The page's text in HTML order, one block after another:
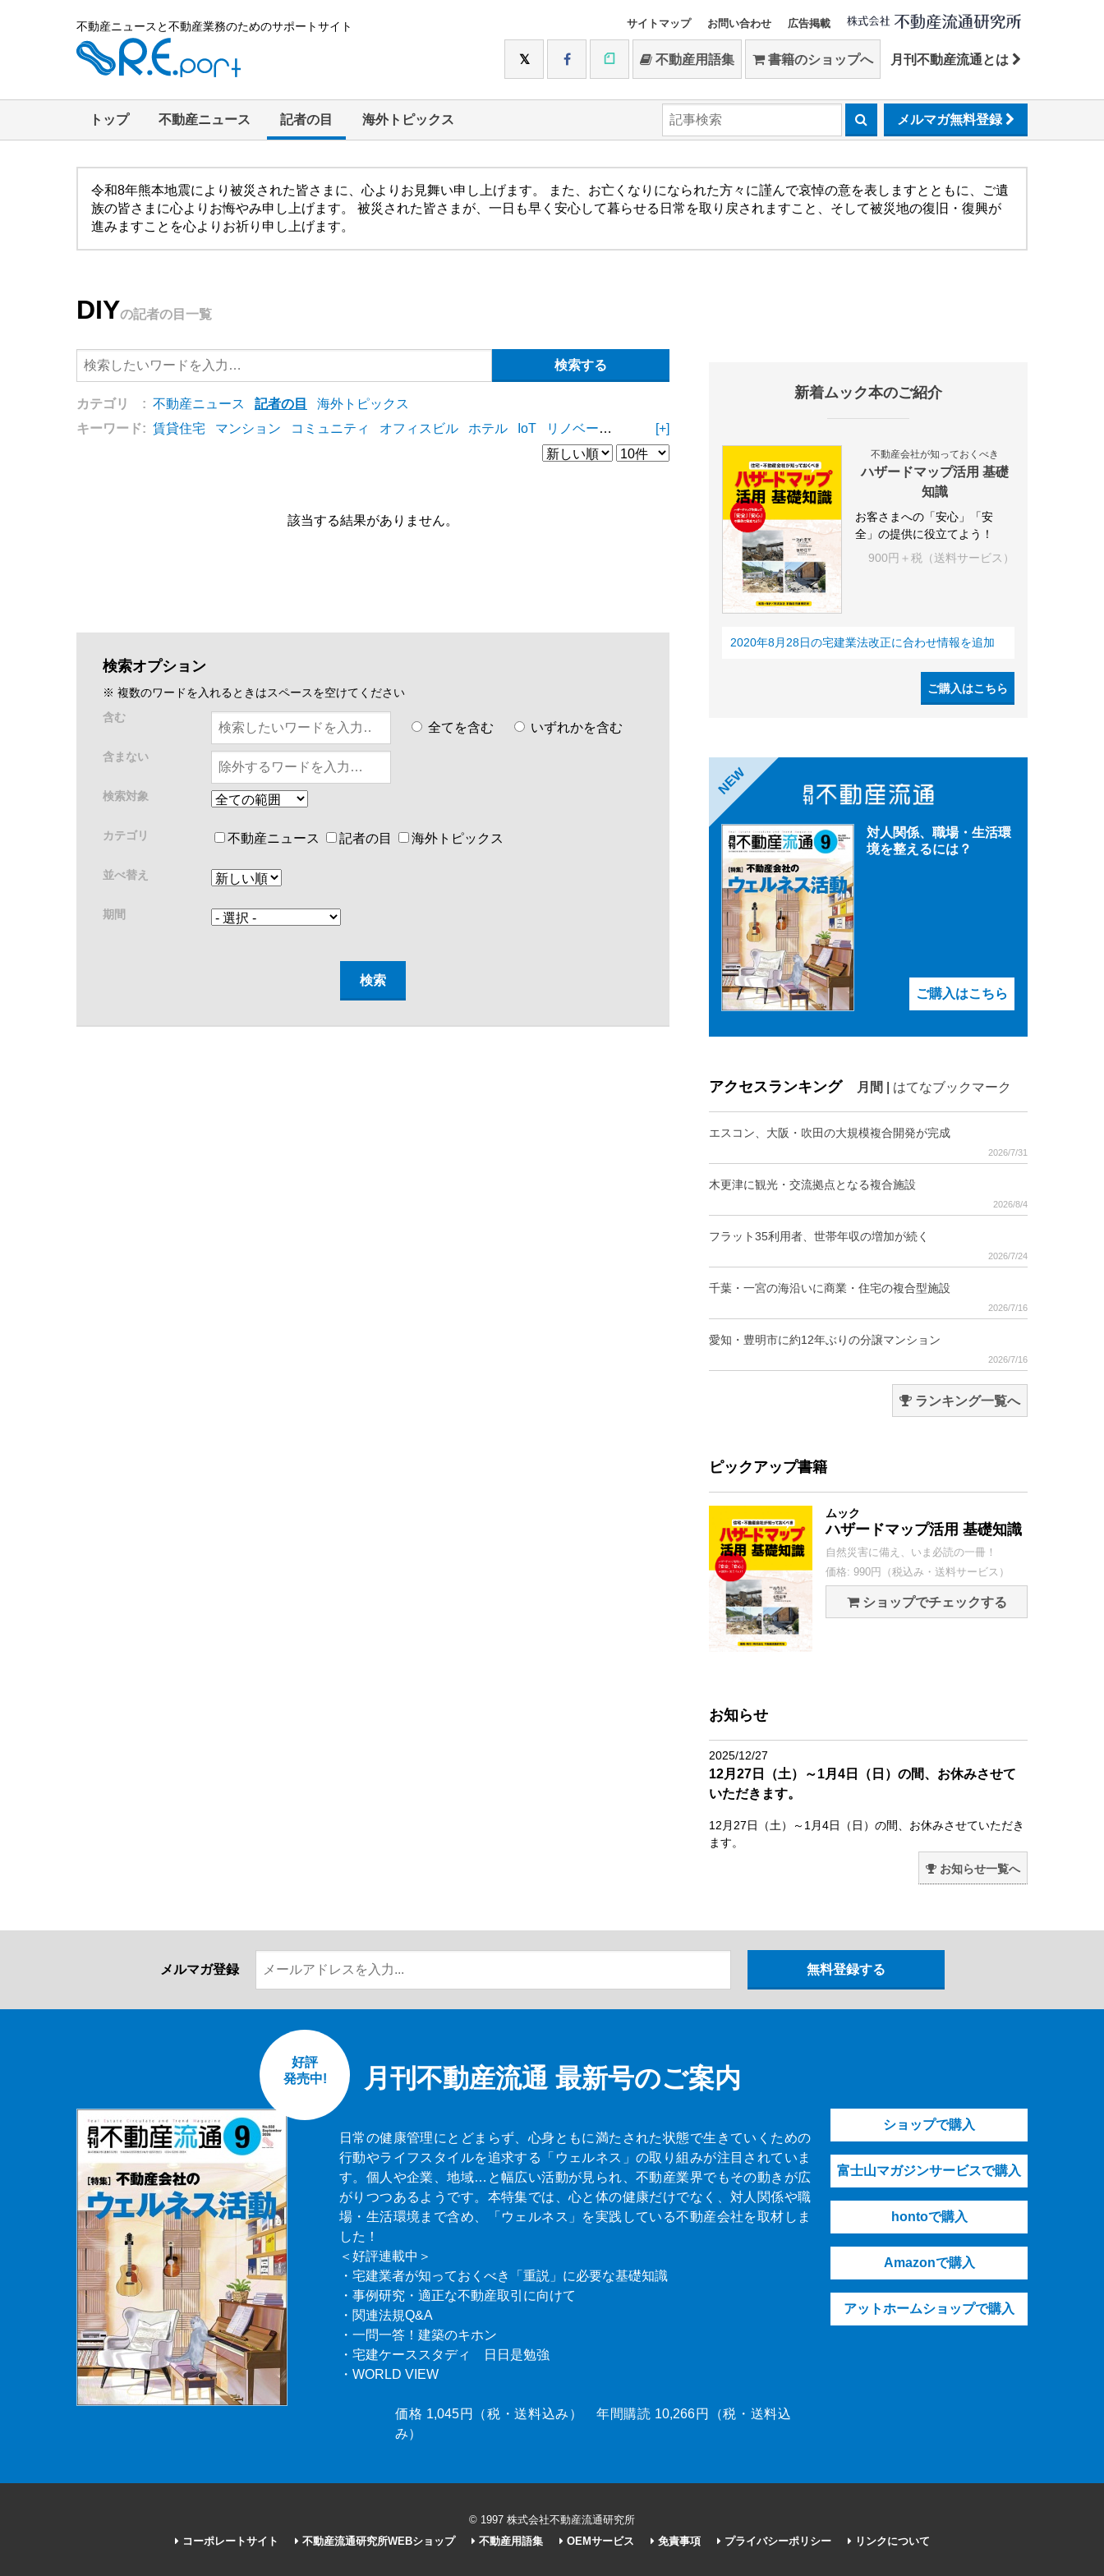
不動産ニュースと不動産業務のためのサポートサイト サイトマップ お問い合わせ 広告掲載
不動産用語集 書籍のショップへ 月刊不動産流通とは
トップ 不動産ニュース 記者の目 海外トピックス メルマガ無料登録
令和8年熊本地震により被災された皆さまに、心よりお見舞い申し上げます。 また、お亡くなりになられた方々に謹んで哀悼の意を表しますとともに、ご遺
族の皆さまに心よりお悔やみ申し上げます。 被災された皆さまが、一日も早く安心して暮らせる日常を取り戻されますこと、そして被災地の復旧・復興が
進みますことを心よりお祈り申し上げます。
DIYの記者の目一覧
カテゴリ : 不動産ニュース 記者の目
海外トピックス
キーワード: 賃貸住宅 マンション コミュニティ オフィスビル ホテル IoT リノベーション リフォーム
[+]
該当する結果がありません。
検索オプション
※ 複数のワードを入れるときはスペースを空けてください
含む
全てを含む いずれかを含む
含まない
検索対象
カテゴリ 不動産ニュース 記者の目 海外トピックス
並べ替え
期間
新着ムック本のご紹介
不動産会社が知っておくべき
ハザードマップ活用 基礎
知識
お客さまへの「安心」「安
全」の提供に役立てよう！
900円＋税（送料サービス）
2020年8月28日の宅建業法改正に合わせ情報を追加
ご購入はこちら
NEW
対人関係、職場・生活環
境を整えるには？
ご購入はこちら
アクセスランキング 月間 はてなブックマーク
エスコン、大阪・吹田の大規模複合開発が完成
2026/7/31
木更津に観光・交流拠点となる複合施設
2026/8/4
フラット35利用者、世帯年収の増加が続く
2026/7/24
千葉・一宮の海沿いに商業・住宅の複合型施設
2026/7/16
愛知・豊明市に約12年ぶりの分譲マンション
2026/7/16
ランキング一覧へ
ピックアップ書籍
ムック
ハザードマップ活用 基礎知識
自然災害に備え、いま必読の一冊！
価格: 990円（税込み・送料サービス）
ショップでチェックする
お知らせ
2025/12/27
12月27日（土）～1月4日（日）の間、お休みさせて
いただきます。
12月27日（土）～1月4日（日）の間、お休みさせていただき
ます。
お知らせ一覧へ
メルマガ登録
月刊不動産流通 最新号のご案内
好評
発売中!
日常の健康管理にとどまらず、心身ともに満たされた状態で生きていくための
行動やライフスタイルを追求する「ウェルネス」の取り組みが注目されていま
す。個人や企業、地域…と幅広い活動が見られ、不動産業界でもその動きが広
がりつつあるようです。本特集では、心と体の健康だけでなく、対人関係や職
場・生活環境まで含め、「ウェルネス」を実践している不動産会社を取材しま
した！
＜好評連載中＞
・宅建業者が知っておくべき「重説」に必要な基礎知識
・事例研究・適正な不動産取引に向けて
・関連法規Q&A
・一問一答！建築のキホン
・宅建ケーススタディ 日日是勉強
・WORLD VIEW
価格 1,045円（税・送料込み） 年間購読 10,266円（税・送料込
み）
ショップで購入
富士山マガジンサービスで購入
hontoで購入
Amazonで購入
アットホームショップで購入
© 1997 株式会社不動産流通研究所
コーポレートサイト
不動産流通研究所WEBショップ 不動産用語集 OEMサービス 免責事項 プライバシーポリシー リンクについて